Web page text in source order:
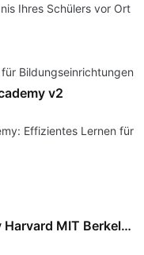
Ihres Schülers vor Ort
Bildungseinrichtungen
v2
Effizientes Lernen für
edX: Online Courses by Harvard MIT Berkeley IBM